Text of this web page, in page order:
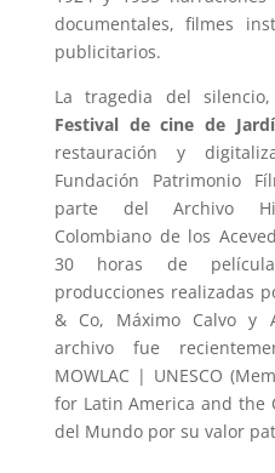
documentales, filmes
publicitarios.
La tragedia del
Festival de cine de
restauración y
Fundación Patrimonio
parte del Archivo
Colombiano de los
30 horas de
producciones realizadas
& Co, Máximo Calvo y
archivo fue
MOWLAC | UNESCO
for Latin America and the
del Mundo por su valor